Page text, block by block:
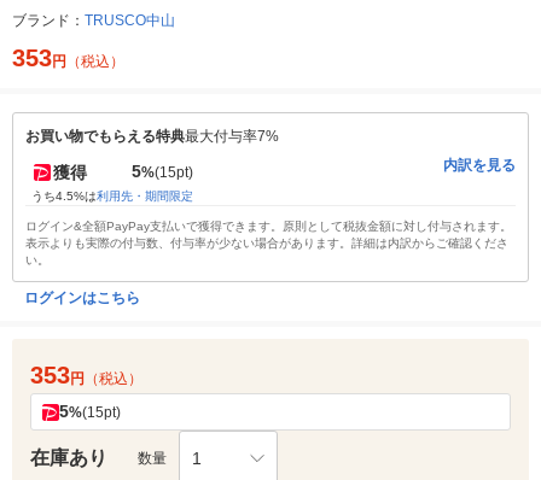
ブランド： TRUSCO中山
353円 （税込）
お買い物でもらえる特典最大付与率7%
獲得 5%(15pt)
うち4.5%は利用先・期間限定
内訳を見る
ログイン&全額PayPay支払いで獲得できます。原則として税抜金額に対し付与されます。
表示よりも実際の付与数、付与率が少ない場合があります。詳細は内訳からご確認くださ
い。
ログインはこちら
353円 （税込）
5%(15pt)
在庫あり 数量 1